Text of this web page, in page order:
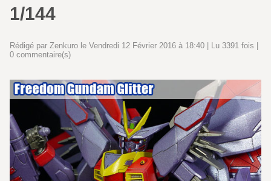
1/144
Rédigé par Zenkuro le Vendredi 12 Février 2016 à 18:40 | Lu 3391 fois |
0 commentaire(s)